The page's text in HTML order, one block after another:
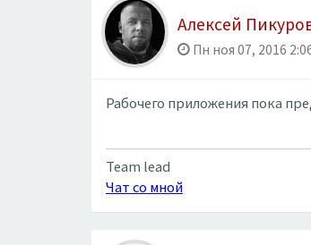
Алексей
Пн ноя 07, 2016
Рабочего приложения пока
Team lead
Чат со мной